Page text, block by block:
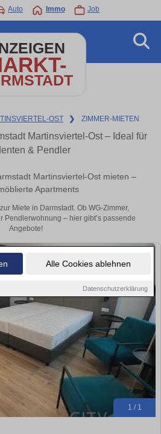
Alle Cookies ablehnen
Datenschutzerklärung
Auto Immo Job
OST ❯ ZIMMER-MIETEN
Martinsviertel-Ost – Ideal für
& Pendler
Martinsviertel-Ost mieten –
Apartments
Miete in Darmstadt. Ob WG-Zimmer,
Pendlerwohnung – hier gibt’s passende
Angebote!
1 / 1